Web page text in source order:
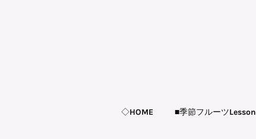
◇HOME ■季節フルーツLesson